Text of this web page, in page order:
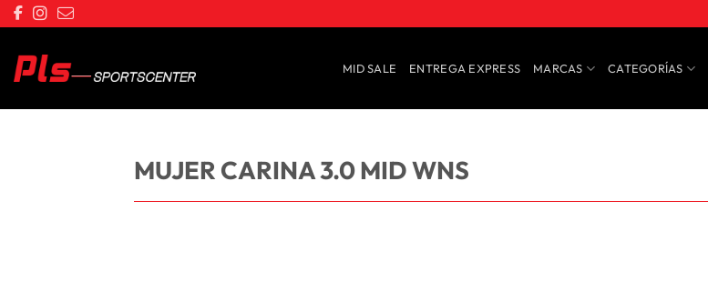
Saltar
al
contenido
MID SALE ENTREGA EXPRESS MARCAS CATEGORÍAS
MUJER CARINA 3.0 MID WNS